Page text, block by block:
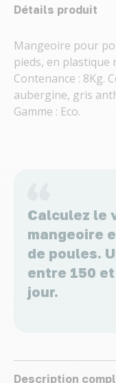
Détails produit
Mangeoire pour
pieds, en plastique
Contenance : 8Kg.
aubergine, gris
Gamme : Eco.
Calculez le
mangeoire
de poules.
entre 150
jour.
Description